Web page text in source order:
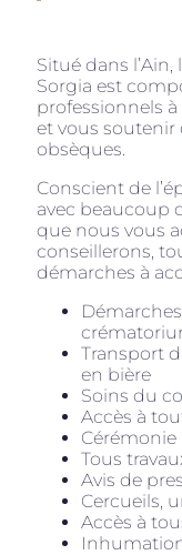
Situé dans
Sorgia est
professionnels
et vous soutenir
obsèques.
Conscient de
avec beaucoup
que nous vous
conseillerons,
démarches à
Transport
en bière
Soins du
Accès à
Tous
Avis de
Cercueils,
Accès à